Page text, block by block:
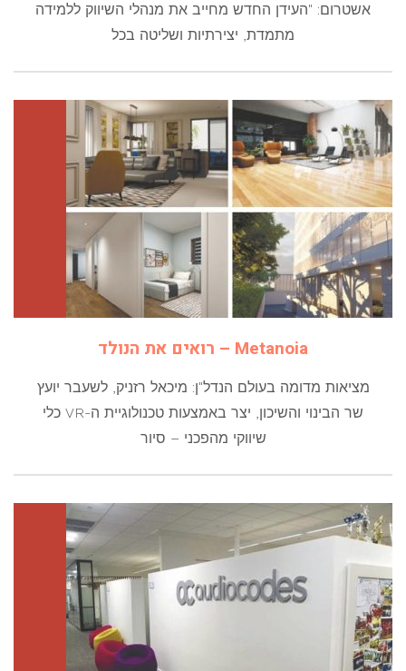
אשטרום: "העידן החדש מחייב את מנהלי השיווק ללמידה
מתמדת, יצירתיות ושליטה בכל
Metanoia – רואים את הנולד
מציאות מדומה בעולם הנדל"ן: מיכאל רזניק, לשעבר יועץ
שר הבינוי והשיכון, יצר באמצעות טכנולוגיית ה-VR כלי
שיווקי מהפכני – סיור